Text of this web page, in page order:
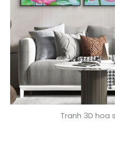
Tranh 3D hoa